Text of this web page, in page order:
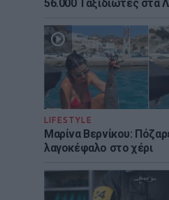
56.000 Ταξιδιώτες στα
LIFESTYLE
Μαρίνα Βερνίκου:
λαγοκέφαλο στο χέρι